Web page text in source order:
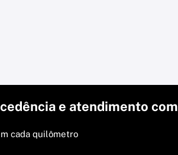
e atendimento com
cada quilômetro